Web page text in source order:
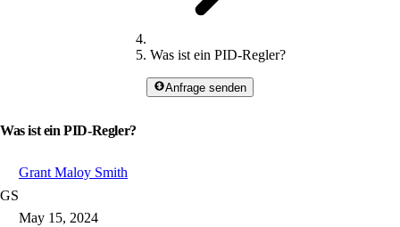
Was ist ein PID-Regler?
Anfrage senden
Was ist ein PID-Regler?
GS
Grant Maloy Smith
May 15, 2024